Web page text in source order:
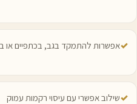
✓אפשרות להתמקד בגב, בכתפיים או
✓שילוב אפשרי עם עיסוי רקמות עמוק